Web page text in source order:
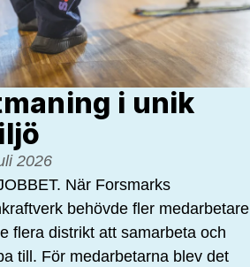
i unik
2026
När Forsmarks
behövde fler medarbetare
flera distrikt att samarbeta och
till. För medarbetarna blev det